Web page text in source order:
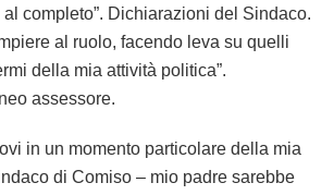
completo”. Dichiarazioni del Sindaco.
al ruolo, facendo leva su quelli
della mia attività politica”.
assessore.
in un momento particolare della mia
di Comiso – mio padre sarebbe